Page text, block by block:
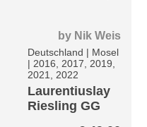
by Nik Weis
Deutschland | Mosel
| 2016, 2017, 2019,
2021, 2022
Laurentiuslay
Riesling GG